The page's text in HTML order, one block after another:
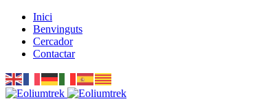
Inici
Benvinguts
Cercador
Contactar